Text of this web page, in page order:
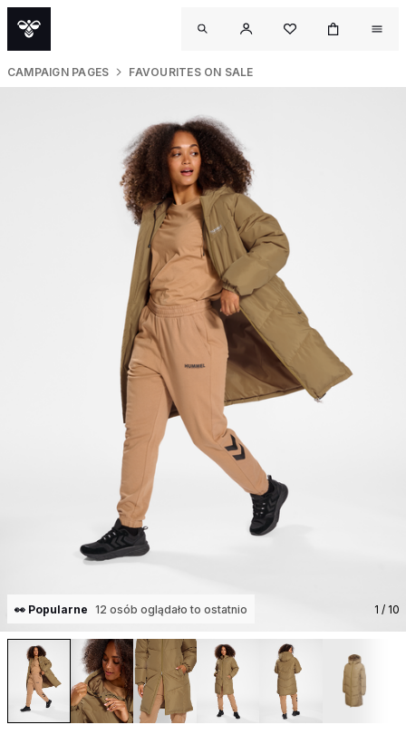
CAMPAIGN PAGES FAVOURITES ON SALE
👀 Popularne 12 osób oglądało to ostatnio 1 / 10